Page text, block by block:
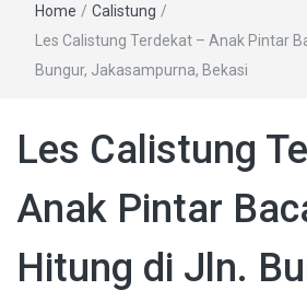
Home / Calistung /
Les Calistung Terdekat – Anak Pintar
Bungur, Jakasampurna, Bekasi
Les Calistung
Anak Pintar
Hitung di Jln.